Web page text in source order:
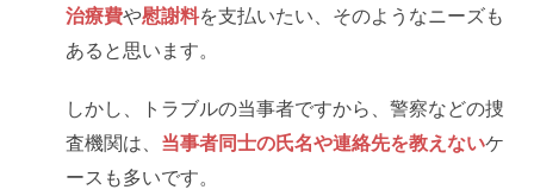
治療費や慰謝料を支払いたい、そのようなニーズも
あると思います。
しかし、トラブルの当事者ですから、警察などの捜
査機関は、 当事者同士の氏名や連絡先を教えないケ
ースも多いです。